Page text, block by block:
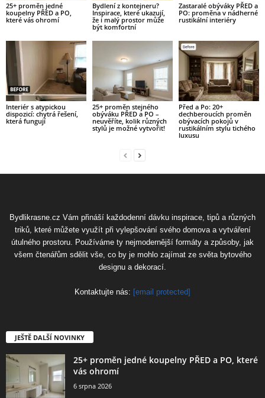
25+ proměn jedné
koupelny PŘED a PO,
které vás ohromí
Bydlení z kontejneru?
Inspirace, které ukazují,
že i malý prostor může
být komfortní
Zastaralé obýváky PŘED a
PO: proměna v nádherné
rustikální interiéry
Interiér s atypickou
dispozicí: chytrá řešení,
která fungují
25+ proměn stejného
obýváku PŘED a PO –
neuvěříte, kolik různých
stylů je možné vytvořit!
Před a Po: 20+
dechberoucích proměn
obývacích pokojů v
rustikálním stylu tichého
luxusu
Bydlikrasne.cz Vám přináší každodenní dávku inspirace, tipů a různých
triků, které můžete využít při vylepšování svého domova a vytváření
útulného prostoru. Používáme ty nejmodernější formáty a způsoby, jak
všem čtenářům sdělit vše, co by je mohlo zajímat ze světa bytového
designu a dekorací.
Kontaktujte nás: [email protected]
JEŠTĚ DALŠÍ NOVINKY
25+ proměn jedné koupelny PŘED a PO, které
vás ohromí
6 srpna 2026